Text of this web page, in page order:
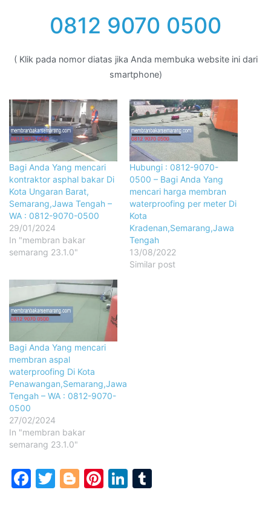
0812 9070 0500
( Klik pada nomor diatas jika Anda membuka website ini dari
smartphone)
Bagi Anda Yang mencari
kontraktor asphal bakar Di
Kota Ungaran Barat,
Semarang,Jawa Tengah –
WA : 0812-9070-0500
29/01/2024
In "membran bakar
semarang 23.1.0"
Hubungi : 0812-9070-
0500 – Bagi Anda Yang
mencari harga membran
waterproofing per meter Di
Kota
Kradenan,Semarang,Jawa
Tengah
13/08/2022
Similar post
Bagi Anda Yang mencari
membran aspal
waterproofing Di Kota
Penawangan,Semarang,Jawa
Tengah – WA : 0812-9070-
0500
27/02/2024
In "membran bakar
semarang 23.1.0"
Facebook
Twitter
Blogger
Pinterest
LinkedIn